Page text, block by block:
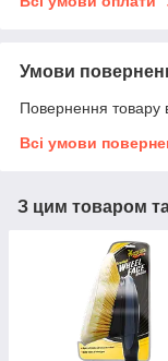
Умови
Повернення товару
Всі умови
З цим товаром